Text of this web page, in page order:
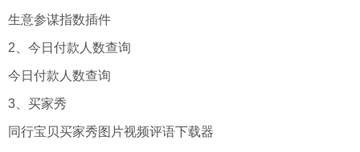
生意参谋指数插件
2、今日付款人数查询
今日付款人数查询
3、买家秀
同行宝贝买家秀图片视频评语下载器